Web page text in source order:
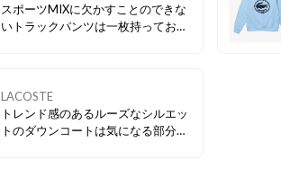
スポーツMIXに欠かすことのできな
いトラックパンツは一枚持っておく
LACOSTE
トレンド感のあるルーズなシルエッ
トのダウンコートは気になる部分も